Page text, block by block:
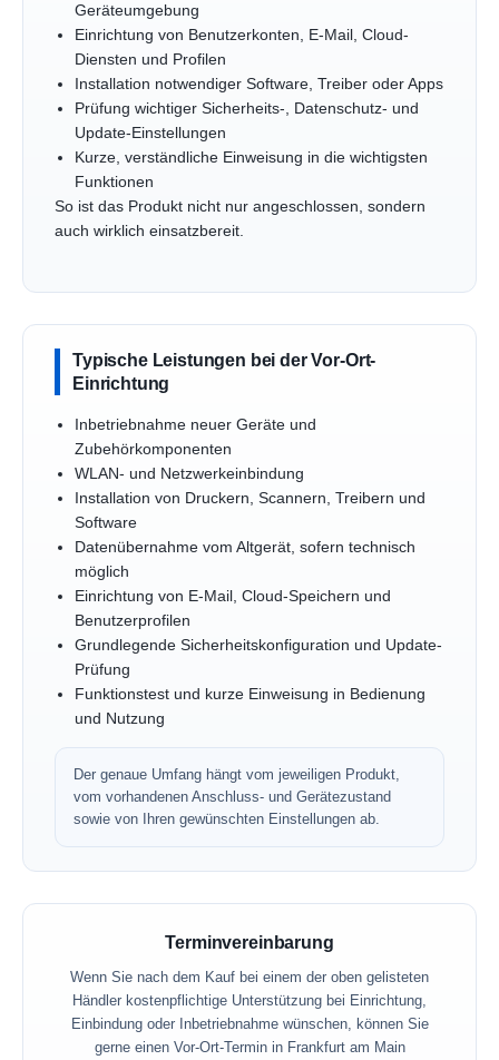
Geräteumgebung
Einrichtung von Benutzerkonten, E-Mail, Cloud-
Diensten und Profilen
Installation notwendiger Software, Treiber oder Apps
Prüfung wichtiger Sicherheits-, Datenschutz- und
Update-Einstellungen
Kurze, verständliche Einweisung in die wichtigsten
Funktionen
So ist das Produkt nicht nur angeschlossen, sondern
auch wirklich einsatzbereit.
Typische Leistungen bei der Vor-Ort-
Einrichtung
Inbetriebnahme neuer Geräte und
Zubehörkomponenten
WLAN- und Netzwerkeinbindung
Installation von Druckern, Scannern, Treibern und
Software
Datenübernahme vom Altgerät, sofern technisch
möglich
Einrichtung von E-Mail, Cloud-Speichern und
Benutzerprofilen
Grundlegende Sicherheitskonfiguration und Update-
Prüfung
Funktionstest und kurze Einweisung in Bedienung
und Nutzung
Der genaue Umfang hängt vom jeweiligen Produkt,
vom vorhandenen Anschluss- und Gerätezustand
sowie von Ihren gewünschten Einstellungen ab.
Terminvereinbarung
Wenn Sie nach dem Kauf bei einem der oben gelisteten
Händler kostenpflichtige Unterstützung bei Einrichtung,
Einbindung oder Inbetriebnahme wünschen, können Sie
gerne einen Vor-Ort-Termin in Frankfurt am Main